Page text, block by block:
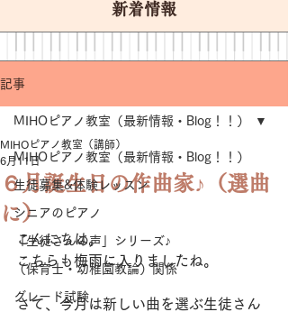
新着情報
記事
MIHOピアノ教室（最新情報・Blog！！）
生徒募集&体験レッスン
シニアのピアノ
「生徒さんの声」シリーズ♪
（保育士・幼稚園教論）関係
グレード試験
MIHOピアノ教室（最新情報・Blog！！）
６月誕生日の作曲家♪（選曲
に）
MIHOピアノ教室（講師）
6月11日
こんにちは。
こちらも梅雨に入りましたね。
さて、今月は新しい曲を選ぶ生徒さん